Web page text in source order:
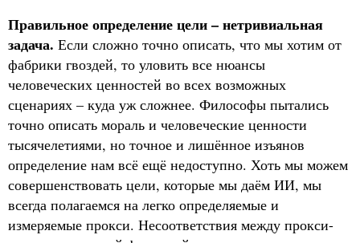
Правильное определение цели – нетривиальная
задача. Если сложно точно описать, что мы хотим от
фабрики гвоздей, то уловить все нюансы
человеческих ценностей во всех возможных
сценариях – куда уж сложнее. Философы пытались
точно описать мораль и человеческие ценности
тысячелетиями, но точное и лишённое изъянов
определение нам всё ещё недоступно. Хоть мы можем
совершенствовать цели, которые мы даём ИИ, мы
всегда полагаемся на легко определяемые и
измеряемые прокси. Несоответствия между прокси-